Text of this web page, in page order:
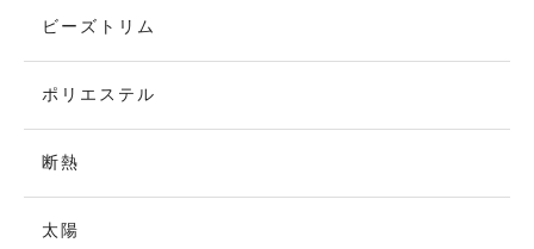
ビーズトリム
ポリエステル
断熱
太陽